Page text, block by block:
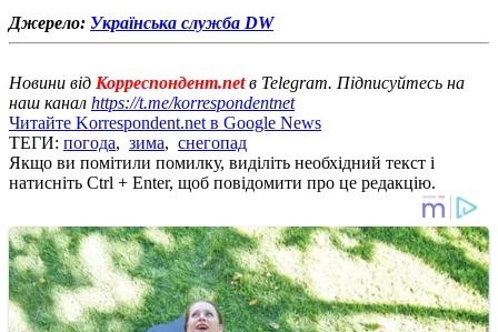
Джерело: Українська служба DW
Новини від Корреспондент.netв Telegram. Підписуйтесь на
наш канал https://t.me/korrespondentnet
Читайте Korrespondent.net в Google News
ТЕГИ: погода, зима, снегопад
Якщо ви помітили помилку, виділіть необхідний текст і
натисніть Ctrl + Enter, щоб повідомити про це редакцію.